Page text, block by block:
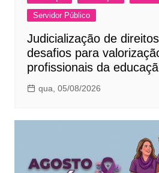
Servidor Público
Judicialização de
desafios para
profissionais da
qua, 05/08/2026